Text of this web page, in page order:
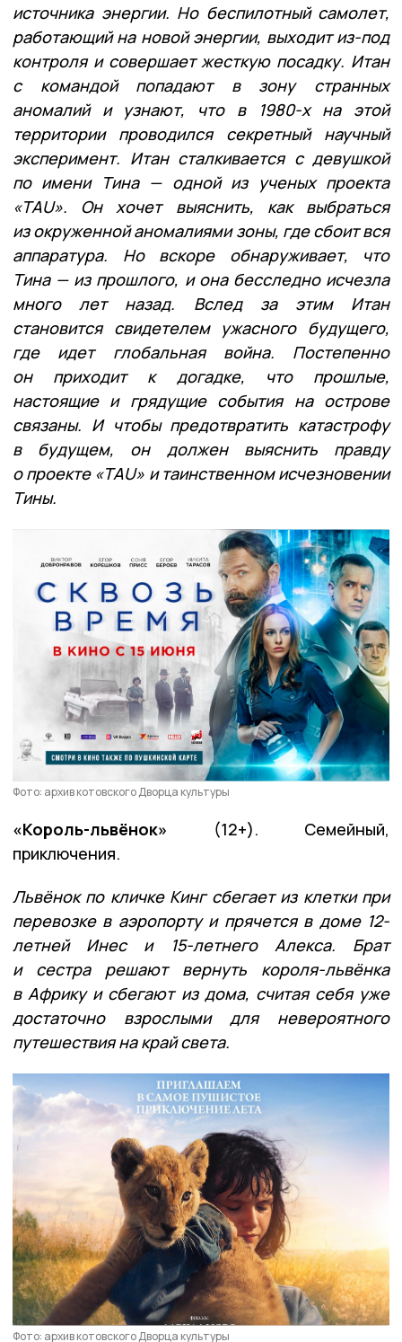
источника энергии. Но беспилотный самолет,
работающий на новой энергии, выходит из-под
контроля и совершает жесткую посадку. Итан
с командой попадают в зону странных
аномалий и узнают, что в 1980-х на этой
территории проводился секретный научный
эксперимент. Итан сталкивается с девушкой
по имени Тина — одной из ученых проекта
«ТАU». Он хочет выяснить, как выбраться
из окруженной аномалиями зоны, где сбоит вся
аппаратура. Но вскоре обнаруживает, что
Тина — из прошлого, и она бесследно исчезла
много лет назад. Вслед за этим Итан
становится свидетелем ужасного будущего,
где идет глобальная война. Постепенно
он приходит к догадке, что прошлые,
настоящие и грядущие события на острове
связаны. И чтобы предотвратить катастрофу
в будущем, он должен выяснить правду
о проекте «ТАU» и таинственном исчезновении
Тины.
Фото: архив котовского Дворца культуры
«Король-львёнок» (12+). Семейный,
приключения.
Львёнок по кличке Кинг сбегает из клетки при
перевозке в аэропорту и прячется в доме 12-
летней Инес и 15-летнего Алекса. Брат
и сестра решают вернуть короля-львёнка
в Африку и сбегают из дома, считая себя уже
достаточно взрослыми для невероятного
путешествия на край света.
Фото: архив котовского Дворца культуры